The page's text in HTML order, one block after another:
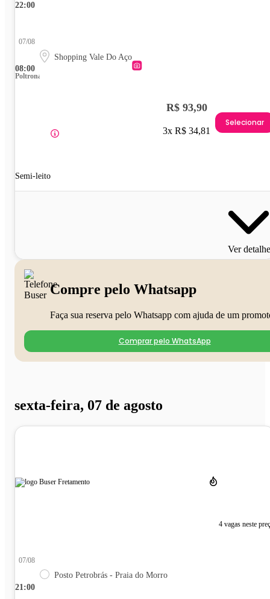
22:00
08:00
07/08
Shopping Vale Do Aço
Poltrona
Semi-leito
R$ 93,90
3x R$ 34,81
Selecionar
Ver
Compre pelo Whatsapp
Faça sua reserva pelo Whatsapp com ajuda de um
Comprar pelo WhatsApp
sexta-feira, 07 de agosto
4 vagas neste
21:00
07/08
Posto Petrobrás - Praia do Morro